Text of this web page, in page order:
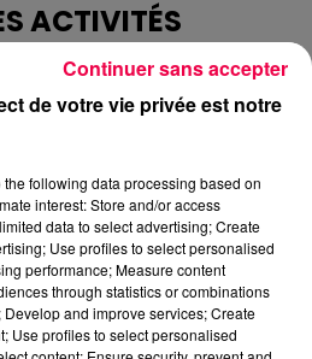
ACTIVITÉS
dans la commune des
d'un nouveau site de
dans la commune de
animation d'un site de
prévue, en lien avec le
de votre vie privée est notre
the following data processing based on
interest: Store and/or access
data to select advertising; Create
Use profiles to select personalised
performance; Measure content
through statistics or combinations
and improve services; Create
Use profiles to select personalised
Continuer sans accepter